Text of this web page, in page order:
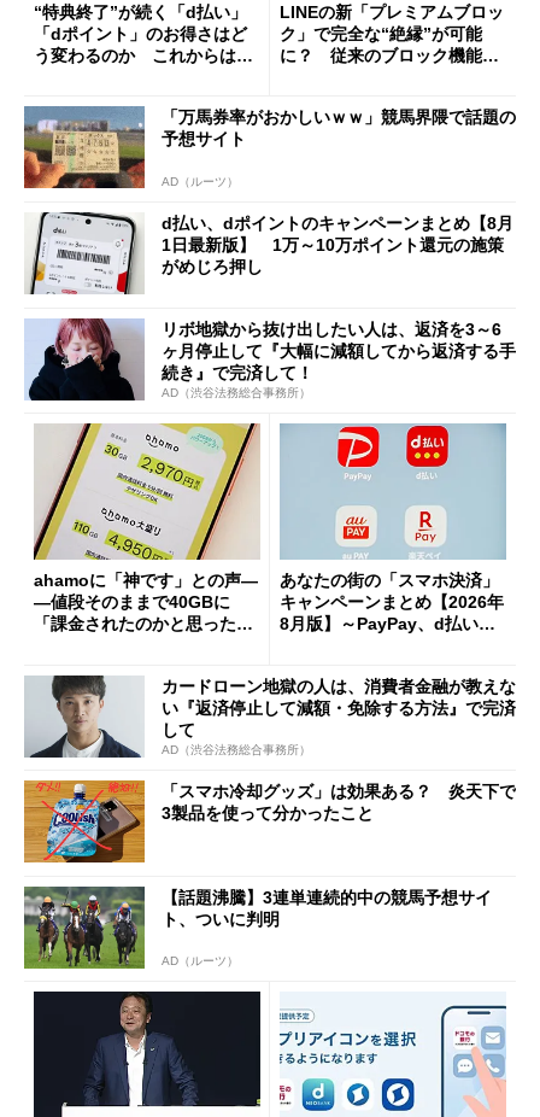
“特典終了”が続く「d払い」
「dポイント」のお得さはど
う変わるのか これからは
LINEの新「プレミアムブロッ
ク」で完全な“絶縁”が可能
に？ 従来のブロック機能と
「万馬券率がおかしいｗｗ」競馬界隈で話題の
予想サイト
AD（ルーツ）
d払い、dポイントのキャンペーンまとめ【8月
1日最新版】 1万～10万ポイント還元の施策
がめじろ押し
リボ地獄から抜け出したい人は、返済を3～6
ヶ月停止して『大幅に減額してから返済する手
続き』で完済して！
AD（渋谷法務総合事務所）
ahamoに「神です」との声―
―値段そのままで40GBに
「課金されたのかと思った」
あなたの街の「スマホ決済」
キャンペーンまとめ【2026年
8月版】～PayPay、d払い、a
カードローン地獄の人は、消費者金融が教えな
い『返済停止して減額・免除する方法』で完済
して
AD（渋谷法務総合事務所）
「スマホ冷却グッズ」は効果ある？ 炎天下で
3製品を使って分かったこと
【話題沸騰】3連単連続的中の競馬予想サイ
ト、ついに判明
AD（ルーツ）